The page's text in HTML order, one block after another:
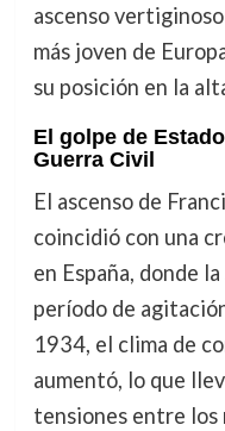
ascenso
más joven de
su posición en la
El golpe de
Guerra Civil
El ascenso de
coincidió con una
en España, donde
período de
1934, el clima de
aumentó, lo que
tensiones entre los